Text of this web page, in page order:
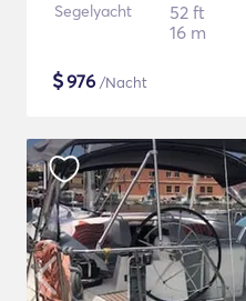
Segelyacht
52 ft
16 m
$976 /Nacht